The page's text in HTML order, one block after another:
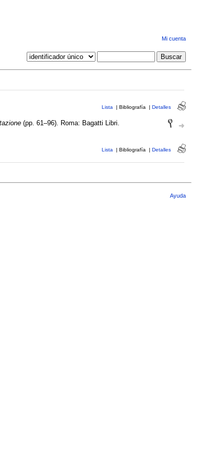
Mi cuenta
Lista | Bibliografía | Detalles
(pp. 61–96). Roma: Bagatti Libri.
Lista | Bibliografía | Detalles
Ayuda